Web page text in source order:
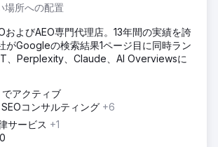
キャラバンを検討している購入者を獲得
コンテンツ（ブログ、インフォグラフィッ
を含む包括的なSEOキャンペーンを実施し
イトと商品ページを改訂し、コピーと構成
ビジネスプロフィールのSEO強化により
露出度を高め、技術的なSEO要素も改善し
ックリンクプロファイルも強化しました。
では、オーガニック検索トラフィックが
合わせが 168% 増加しました。
場所への配置
およびAEO専門代理店。13年間の実績を誇
がGoogleの検索結果1ページ目に同時ラン
、Perplexity、Claude、AI Overviewsに
アクティブ
コンサルティング +6
サービス +1